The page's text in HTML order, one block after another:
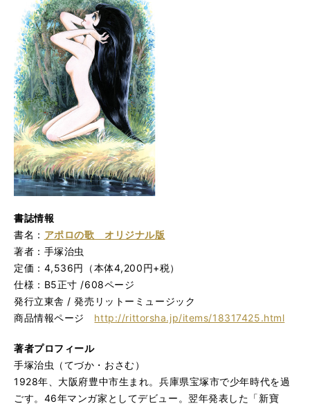
書誌情報
書名： アポロの歌 オリジナル版
著者：手塚治虫
定価：4,536円（本体4,200円+税）
仕様：B5正寸 /608ページ
発行立東舎 / 発売リットーミュージック
商品情報ページ http://rittorsha.jp/items/18317425.html
著者プロフィール
手塚治虫（てづか・おさむ）
1928年、大阪府豊中市生まれ。兵庫県宝塚市で少年時代を過
ごす。46年マンガ家としてデビュー。翌年発表した「新寶